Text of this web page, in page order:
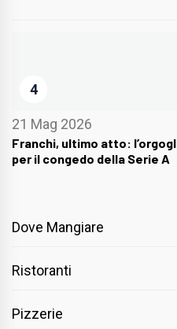
4
21 Mag 2026
Franchi, ultimo atto:
per il congedo della Serie A
Dove Mangiare
Ristoranti
Pizzerie